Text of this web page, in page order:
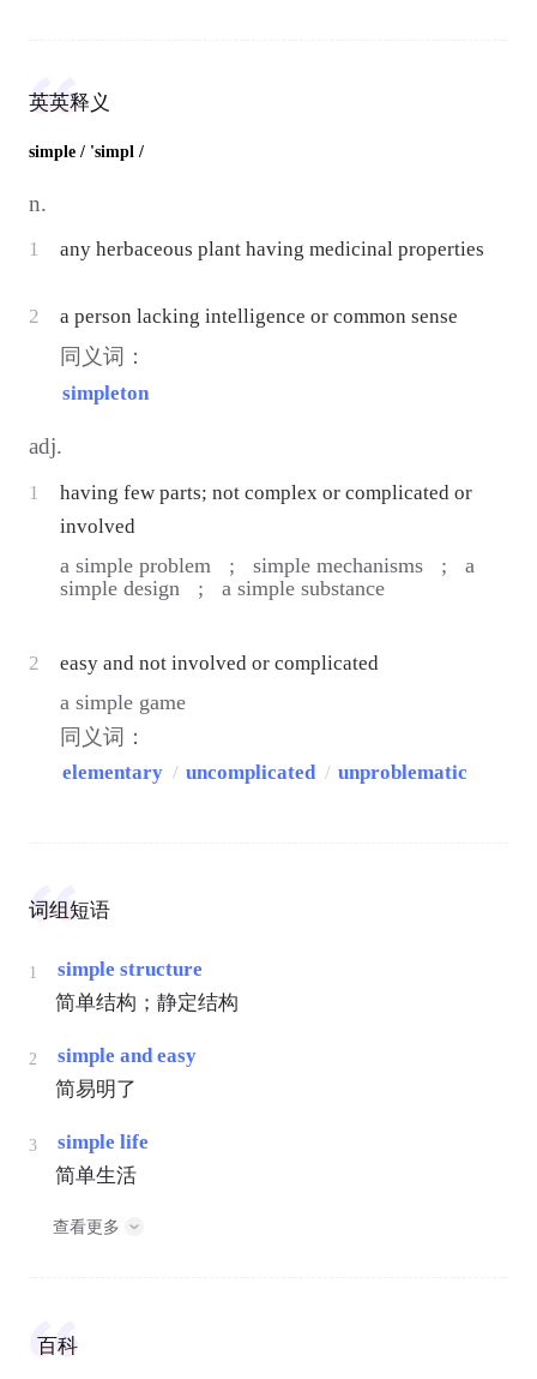
英英释义
simple / 'simpl /
n.
1 any herbaceous plant having medicinal properties
2 a person lacking intelligence or common sense
同义词：
simpleton
adj.
1
having few parts; not complex or complicated or
involved
a simple problem ; simple mechanisms ;
a
simple design ;
a simple substance
2 easy and not involved or complicated
a simple game
同义词：
elementary / uncomplicated/ unproblematic
词组短语
1
simple structure
简单结构；静定结构
2
simple and easy
简易明了
3
simple life
简单生活
查看更多
百科